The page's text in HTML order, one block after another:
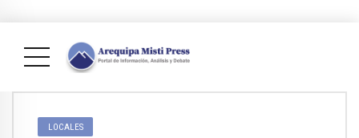
LOCALES